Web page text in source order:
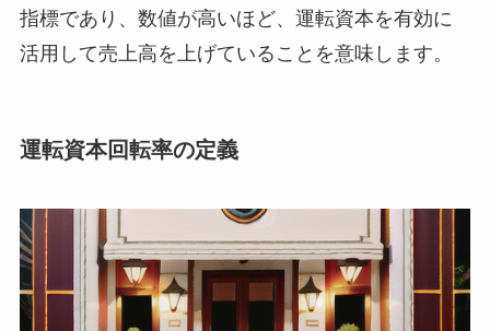
指標であり、数値が高いほど、運転資本を有効に
活用して売上高を上げていることを意味します。
運転資本回転率の定義